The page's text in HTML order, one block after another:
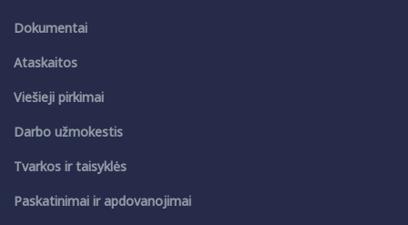
Dokumentai
Ataskaitos
Viešieji pirkimai
Darbo užmokestis
Tvarkos ir taisyklės
Paskatinimai ir apdovanojimai